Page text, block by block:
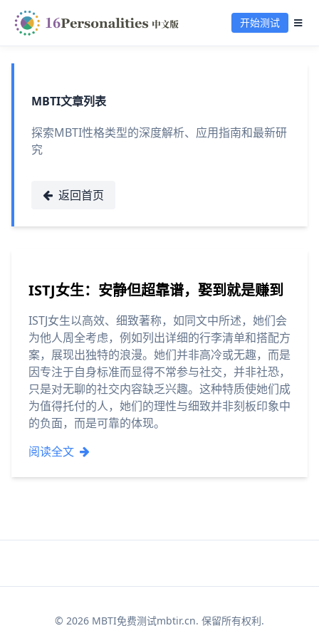
开始测试
MBTI文章列表
探索MBTI性格类型的深度解析、应用指南和最新研
究
返回首页
ISTJ女生：安静但超靠谱，娶到就是赚到
ISTJ女生以高效、细致著称，如同文中所述，她们会
为他人周全考虑，例如列出详细的行李清单和搭配方
案，展现出独特的浪漫。她们并非高冷或无趣，而是
因专注于自身标准而显得不常参与社交，并非社恐，
只是对无聊的社交内容缺乏兴趣。这种特质使她们成
为值得托付的人，她们的理性与细致并非刻板印象中
的负面，而是可靠的体现。
阅读全文
© 2026 MBTI免费测试mbtir.cn. 保留所有权利.